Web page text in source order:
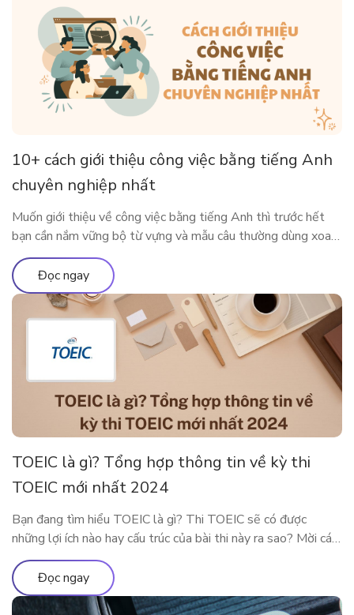
10+ cách giới thiệu công việc bằng tiếng Anh
chuyên nghiệp nhất
Muốn giới thiệu về công việc bằng tiếng Anh thì trước hết
bạn cần nắm vững bộ từ vựng và mẫu câu thường dùng xoay
quanh công việc của mình. Bài viết dưới đây sẽ cung cấp cho
bạn những từ vựng, mẫu câu xoay quanh chủ đề công việc để
bạn có thể nói […]
Đọc ngay
TOEIC là gì? Tổng hợp thông tin về kỳ thi
TOEIC mới nhất 2024
Bạn đang tìm hiểu TOEIC là gì? Thi TOEIC sẽ có được
những lợi ích nào hay cấu trúc của bài thi này ra sao? Mời các
độc giả theo chân ELSA Premium để tìm hiểu tất tần tật về
chứng chỉ TOEIC 2024 nhé! TOEIC là gì? Trên các diễn đàn
học tiếng Anh […]
Đọc ngay